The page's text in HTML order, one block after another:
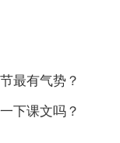
最有气势？
下课文吗？